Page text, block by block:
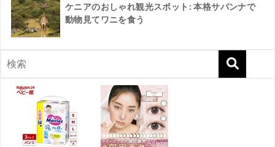
ケニアのおしゃれ観光スポット: 本格サバンナで
動物見てワニを食う